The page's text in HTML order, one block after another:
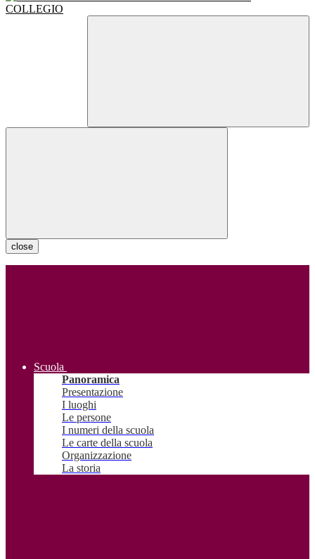
close
Scuola
Panoramica
Presentazione
I luoghi
Le persone
I numeri della scuola
Le carte della scuola
Organizzazione
La storia